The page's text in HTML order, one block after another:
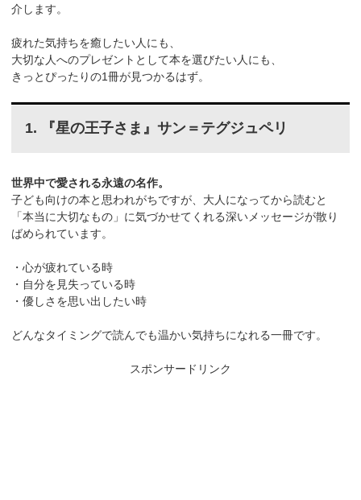
介します。
疲れた気持ちを癒したい人にも、
大切な人へのプレゼントとして本を選びたい人にも、
きっとぴったりの1冊が見つかるはず。
1. 『星の王子さま』サン＝テグジュペリ
世界中で愛される永遠の名作。
子ども向けの本と思われがちですが、大人になってから読むと
「本当に大切なもの」に気づかせてくれる深いメッセージが散り
ばめられています。
・心が疲れている時
・自分を見失っている時
・優しさを思い出したい時
どんなタイミングで読んでも温かい気持ちになれる一冊です。
スポンサードリンク